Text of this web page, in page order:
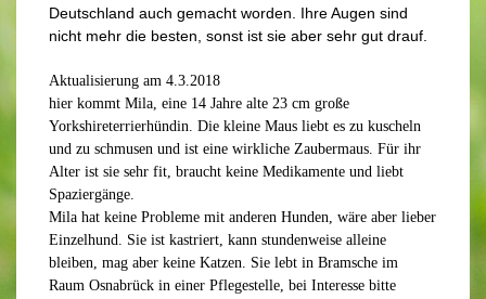
Deutschland auch gemacht worden. Ihre Augen sind
nicht mehr die besten, sonst ist sie aber sehr gut drauf.
Aktualisierung am 4.3.2018
hier kommt Mila, eine 14 Jahre alte 23 cm große
Yorkshireterrierhündin. Die kleine Maus liebt es zu kuscheln
und zu schmusen und ist eine wirkliche Zaubermaus. Für ihr
Alter ist sie sehr fit, braucht keine Medikamente und liebt
Spaziergänge.
Mila hat keine Probleme mit anderen Hunden, wäre aber lieber
Einzelhund. Sie ist kastriert, kann stundenweise alleine
bleiben, mag aber keine Katzen. Sie lebt in Bramsche im
Raum Osnabrück in einer Pflegestelle, bei Interesse bitte